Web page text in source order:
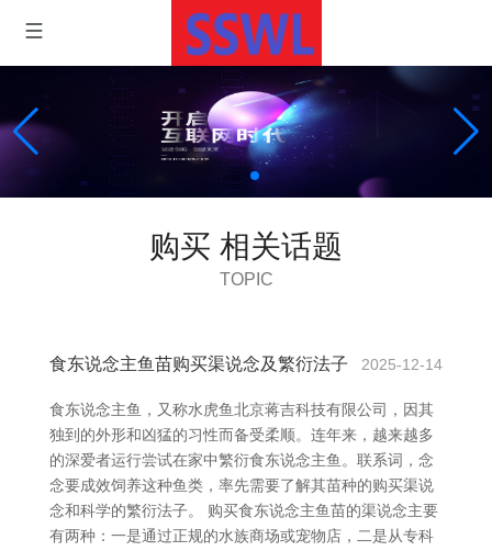
购买 相关话题
TOPIC
食东说念主鱼苗购买渠说念及繁衍法子 2025-12-14
食东说念主鱼，又称水虎鱼北京蒋吉科技有限公司，因其
独到的外形和凶猛的习性而备受柔顺。连年来，越来越多
的深爱者运行尝试在家中繁衍食东说念主鱼。联系词，念
念要成效饲养这种鱼类，率先需要了解其苗种的购买渠说
念和科学的繁衍法子。 购买食东说念主鱼苗的渠说念主要
有两种：一是通过正规的水族商场或宠物店，二是从专科